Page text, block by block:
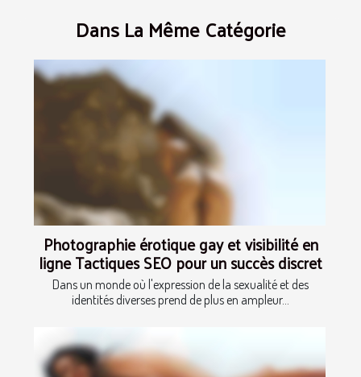
Dans La Même Catégorie
Photographie érotique gay et visibilité en
ligne Tactiques SEO pour un succès discret
Dans un monde où l'expression de la sexualité et des
identités diverses prend de plus en ampleur...